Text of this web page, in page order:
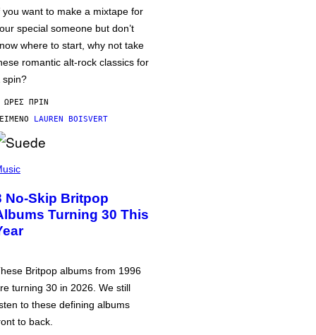
you want to make a mixtape for
special someone but don’t
where to start, why not take
romantic alt-rock classics for
spin?
ΏΡΕΣ ΠΡΙΝ
LAUREN BOISVERT
No-Skip Britpop
Turning 30 This
Britpop albums from 1996
turning 30 in 2026. We still
to these defining albums
to back.